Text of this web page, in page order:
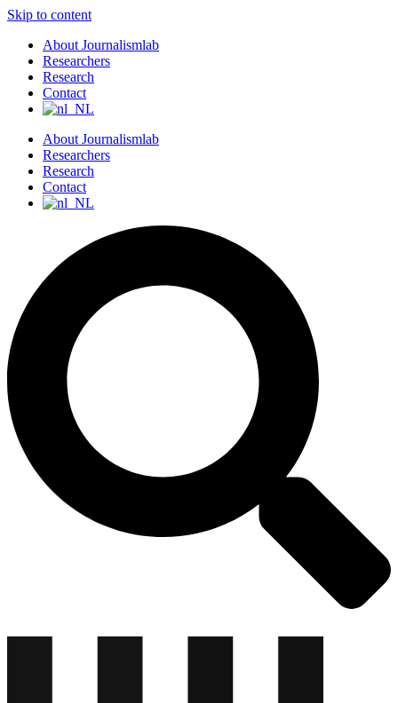
Skip to content
About Journalismlab
Researchers
Research
Contact
About Journalismlab
Researchers
Research
Contact